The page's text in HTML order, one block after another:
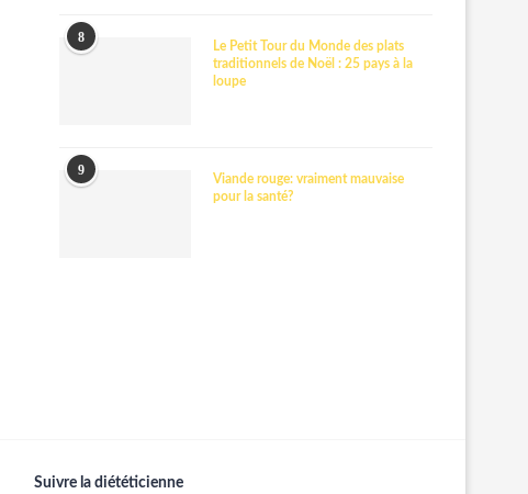
8
Le Petit Tour du Monde des plats
traditionnels de Noël : 25 pays à la
loupe
9
Viande rouge: vraiment mauvaise
pour la santé?
Suivre la diététicienne